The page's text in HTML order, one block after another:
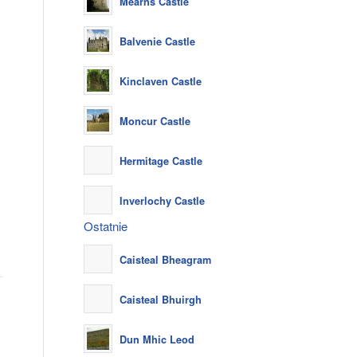
Balvenie Castle
Kinclaven Castle
Moncur Castle
Hermitage Castle
Inverlochy Castle
Ostatnie
Caisteal Bheagram
Caisteal Bhuirgh
Dun Mhic Leod